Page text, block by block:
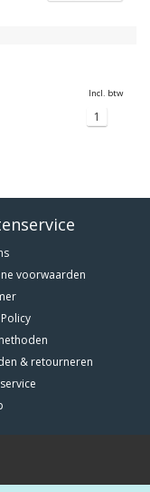
Incl. btw
1
voorwaarden
& retourneren